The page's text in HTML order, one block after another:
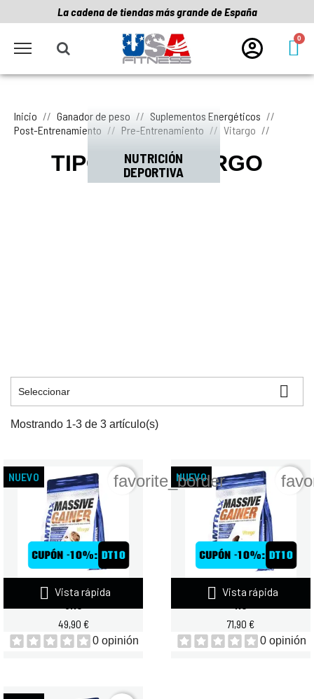
La cadena de tiendas más grande de España
Inicio Ganador de peso
Suplementos Energéticos
Post-Entrenamiento
Pre-Entrenamiento Vitargo
TIPOS DE VITARGO
NUTRICIÓN
DEPORTIVA
Seleccionar 
Mostrando 1-3 de 3 artículo(s)
 Vista rápida
QUAMTRAX MASSIVE GAINER
49,90 €
0 opinión
NUEVO favorite_border
 Vista rápida
QUAMTRAX MASSIVE GAINER 6
71,90 €
0 opinión
NUEVO